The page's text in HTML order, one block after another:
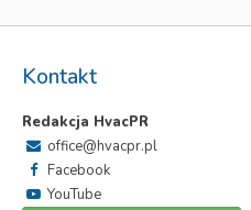
Kontakt
Redakcja HvacPR
office@hvacpr.pl
Facebook
YouTube